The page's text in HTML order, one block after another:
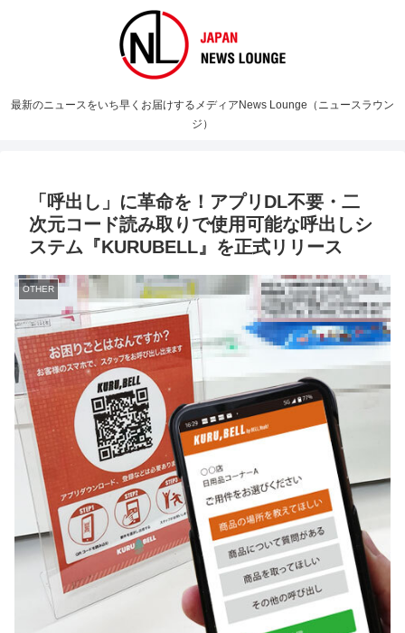
最新のニュースをいち早くお届けするメディアNews Lounge（ニュースラウン
ジ）
「呼出し」に革命を！アプリDL不要・二
次元コード読み取りで使用可能な呼出しシ
ステム『KURUBELL』を正式リリース
OTHER